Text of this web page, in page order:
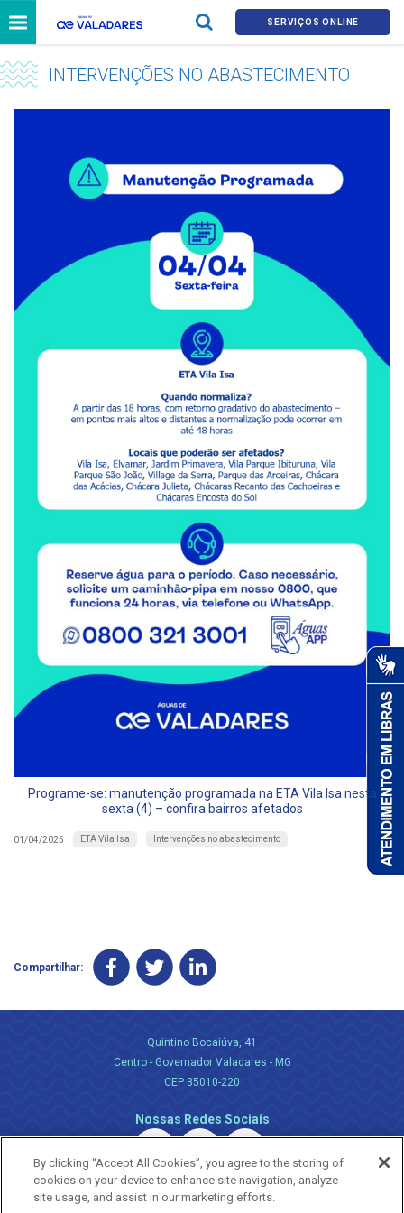
SERVIÇOS ONLINE
INTERVENÇÕES NO ABASTECIMENTO
Programe-se: manutenção programada na ETA Vila Isa nesta
sexta (4) – confira bairros afetados
01/04/2025 ETA Vila Isa Intervenções no abastecimento
Compartilhar:
Quintino Bocaiúva, 41
Centro - Governador Valadares - MG
CEP 35010-220
Nossas Redes Sociais
By clicking “Accept All Cookies”, you agree to the storing of
cookies on your device to enhance site navigation, analyze
site usage, and assist in our marketing efforts.